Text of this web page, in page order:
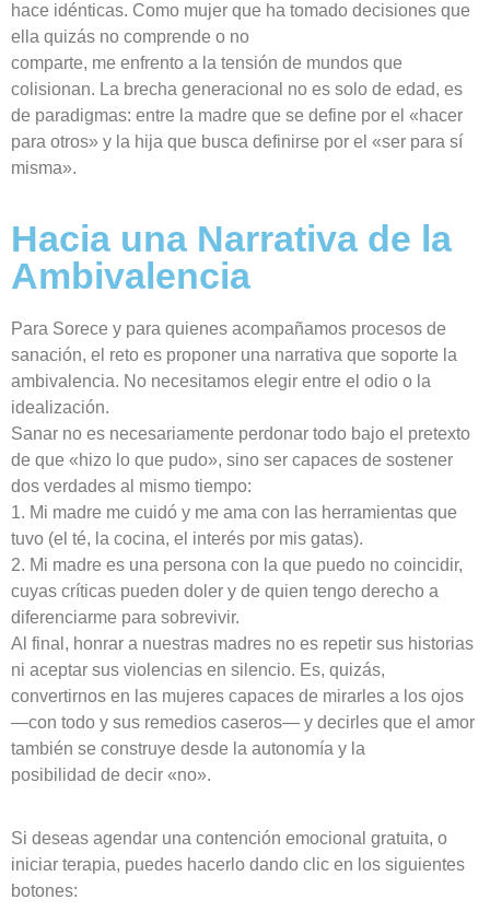
hace idénticas. Como mujer que ha tomado decisiones que
ella quizás no comprende o no
comparte, me enfrento a la tensión de mundos que
colisionan. La brecha generacional no es solo de edad, es
de paradigmas: entre la madre que se define por el «hacer
para otros» y la hija que busca definirse por el «ser para sí
misma».
Hacia una Narrativa de la
Ambivalencia
Para Sorece y para quienes acompañamos procesos de
sanación, el reto es proponer una narrativa que soporte la
ambivalencia. No necesitamos elegir entre el odio o la
idealización.
Sanar no es necesariamente perdonar todo bajo el pretexto
de que «hizo lo que pudo», sino ser capaces de sostener
dos verdades al mismo tiempo:
1. Mi madre me cuidó y me ama con las herramientas que
tuvo (el té, la cocina, el interés por mis gatas).
2. Mi madre es una persona con la que puedo no coincidir,
cuyas críticas pueden doler y de quien tengo derecho a
diferenciarme para sobrevivir.
Al final, honrar a nuestras madres no es repetir sus historias
ni aceptar sus violencias en silencio. Es, quizás,
convertirnos en las mujeres capaces de mirarles a los ojos
—con todo y sus remedios caseros— y decirles que el amor
también se construye desde la autonomía y la
posibilidad de decir «no».
Si deseas agendar una contención emocional gratuita, o
iniciar terapia, puedes hacerlo dando clic en los siguientes
botones: